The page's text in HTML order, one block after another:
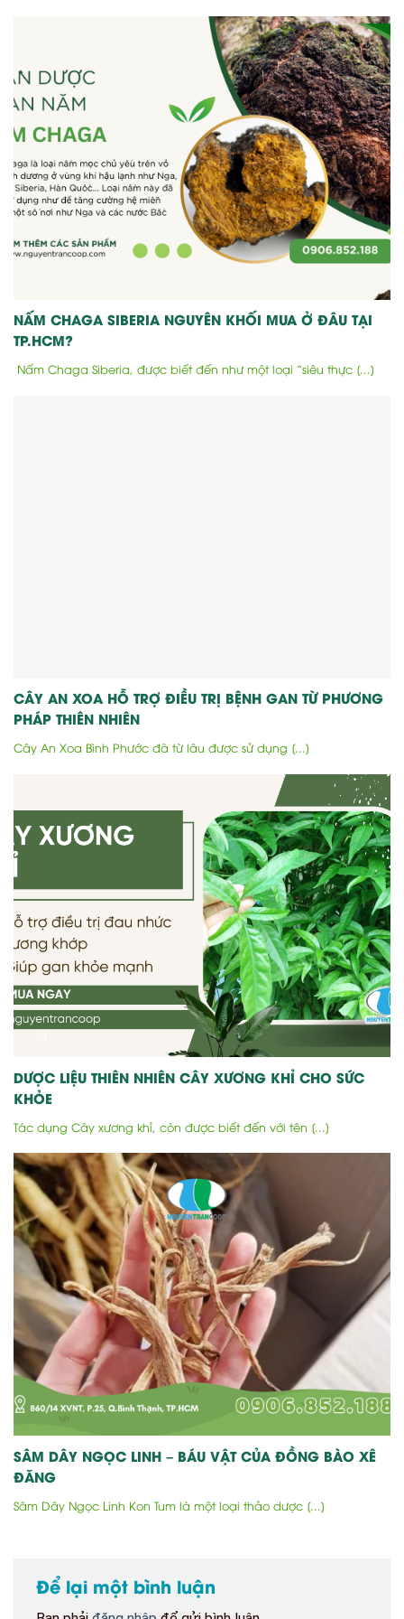
NẤM CHAGA SIBERIA NGUYÊN KHỐI MUA Ở ĐÂU TẠI
TP.HCM?
Nấm Chaga Siberia, được biết đến như một loại “siêu thực [...]
CÂY AN XOA HỖ TRỢ ĐIỀU TRỊ BỆNH GAN TỪ PHƯƠNG
PHÁP THIÊN NHIÊN
Cây An Xoa Bình Phước đã từ lâu được sử dụng [...]
DƯỢC LIỆU THIÊN NHIÊN CÂY XƯƠNG KHỈ CHO SỨC
KHỎE
Tác dụng Cây xương khỉ, còn được biết đến với tên [...]
SÂM DÂY NGỌC LINH – BÁU VẬT CỦA ĐỒNG BÀO XÊ
ĐĂNG
Sâm Dây Ngọc Linh Kon Tum là một loại thảo dược [...]
Để lại một bình luận